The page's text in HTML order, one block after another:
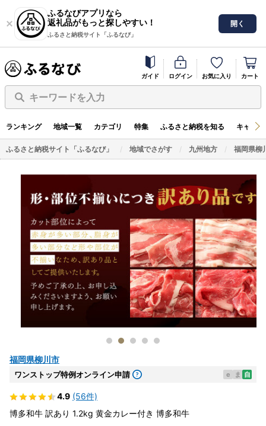
ふるなびアプリなら
返礼品がもっと探しやすい！
ふるさと納税サイト「ふるなび」
開く
ガイド ログイン お気に入り カート
キーワードを入力
ランキング 地域一覧 カテゴリ 特集 ふるさと納税を知る キャン
ふるさと納税サイト「ふるなび」 地域でさがす 九州地方 福岡県柳
福岡県柳川市
ワンストップ特例オンライン申請 e ま 自
4.9 (56件)
博多和牛 訳あり 1.2kg 黄金カレー付き 博多和牛